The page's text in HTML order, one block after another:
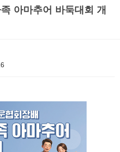
아마추어 바둑대회 개